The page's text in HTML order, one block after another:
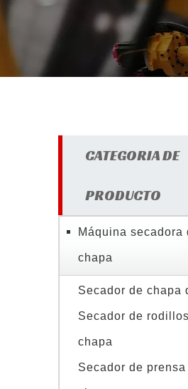
CATEGORIA DE
PRODUCTO
Máquina secadora
chapa
Secador de chapa
Secador de
chapa
Secador de prensa